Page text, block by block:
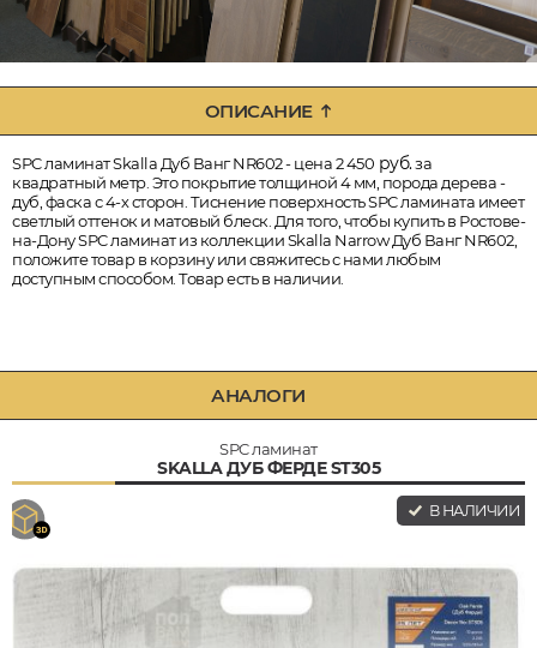
ОПИСАНИЕ
SPC ламинат Skalla Дуб Ванг NR602 - цена 2 450 руб.за
квадратный метр. Это покрытие толщиной 4 мм, порода дерева -
дуб, фаска с 4-х сторон. Тиснение поверхность SPC ламината имеет
светлый оттенок и матовый блеск. Для того, чтобы купить в Ростове-
на-Дону SPC ламинат из коллекции Skalla Narrow Дуб Ванг NR602,
положите товар в корзину или свяжитесь с нами любым
доступным способом. Товар есть в наличии.
АНАЛОГИ
SPC ламинат
SKALLA ДУБ ФЕРДЕ ST305
В НАЛИЧИИ